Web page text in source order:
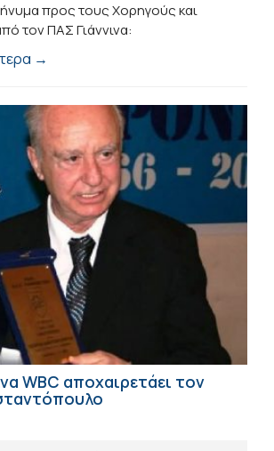
προς τους Χορηγούς και
τον ΠΑΣ Γιάννινα:
→
WBC αποχαιρετάει τον